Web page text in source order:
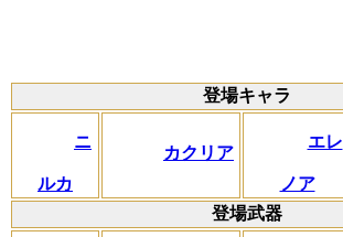
登場キャラ
ニ
ルカ
カクリア
エレ
ノア
登場武器